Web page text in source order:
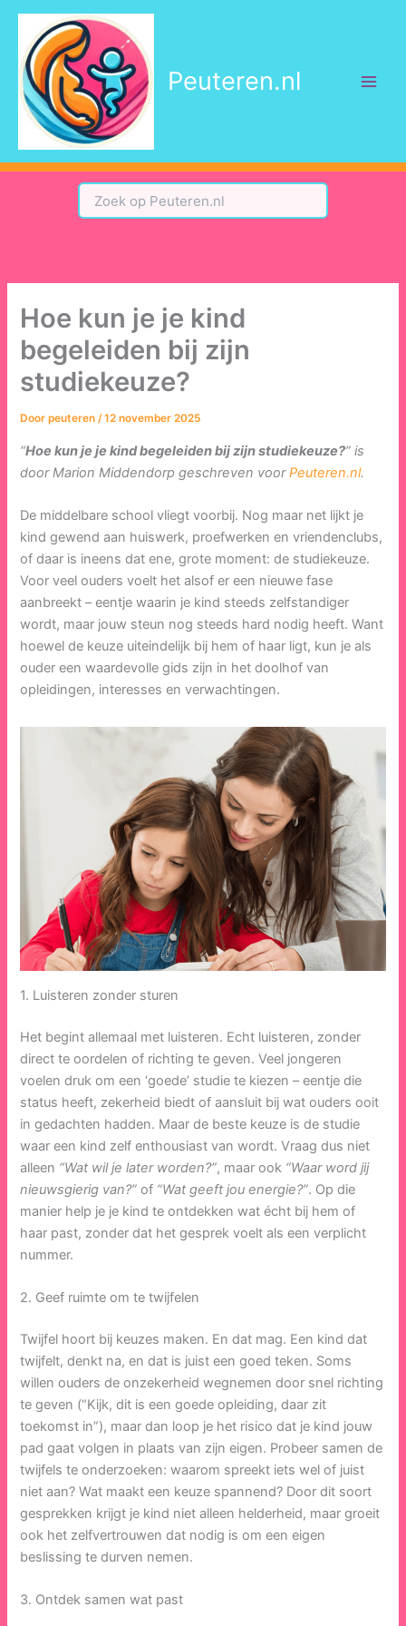
inhoud
Peuteren.nl
Hoe kun je je kind
begeleiden bij zijn
studiekeuze?
Doorpeuteren/12 november 2025
“Hoe kun je je kind begeleiden bij zijn studiekeuze?” is
door Marion Middendorp geschreven voorPeuteren.nl.
De middelbare school vliegt voorbij. Nog maar net lijkt je
kind gewend aan huiswerk, proefwerken en vriendenclubs,
of daar is ineens dat ene, grote moment: de studiekeuze.
Voor veel ouders voelt het alsof er een nieuwe fase
aanbreekt – eentje waarin je kind steeds zelfstandiger
wordt, maar jouw steun nog steeds hard nodig heeft. Want
hoewel de keuze uiteindelijk bij hem of haar ligt, kun je als
ouder een waardevolle gids zijn in het doolhof van
opleidingen, interesses en verwachtingen.
1. Luisteren zonder sturen
Het begint allemaal met luisteren. Echt luisteren, zonder
direct te oordelen of richting te geven. Veel jongeren
voelen druk om een ‘goede’ studie te kiezen – eentje die
status heeft, zekerheid biedt of aansluit bij wat ouders ooit
in gedachten hadden. Maar de beste keuze is de studie
waar een kind zelf enthousiast van wordt. Vraag dus niet
alleen “Wat wil je later worden?”, maar ook “Waar word jij
nieuwsgierig van?” of “Wat geeft jou energie?”. Op die
manier help je je kind te ontdekken wat écht bij hem of
haar past, zonder dat het gesprek voelt als een verplicht
nummer.
2. Geef ruimte om te twijfelen
Twijfel hoort bij keuzes maken. En dat mag. Een kind dat
twijfelt, denkt na, en dat is juist een goed teken. Soms
willen ouders de onzekerheid wegnemen door snel richting
te geven (“Kijk, dit is een goede opleiding, daar zit
toekomst in”), maar dan loop je het risico dat je kind jouw
pad gaat volgen in plaats van zijn eigen. Probeer samen de
twijfels te onderzoeken: waarom spreekt iets wel of juist
niet aan? Wat maakt een keuze spannend? Door dit soort
gesprekken krijgt je kind niet alleen helderheid, maar groeit
ook het zelfvertrouwen dat nodig is om een eigen
beslissing te durven nemen.
3. Ontdek samen wat past